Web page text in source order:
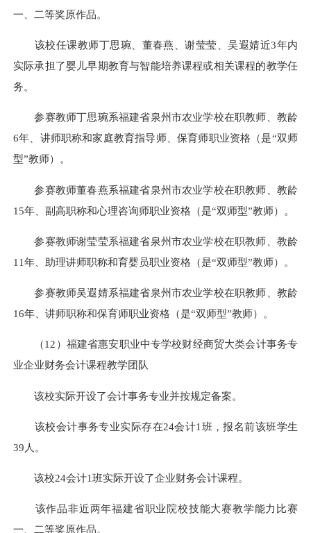
一、二等奖原作品。
该校任课教师丁思琬、董春燕、谢莹莹、吴遐婧近3年内
实际承担了婴儿早期教育与智能培养课程或相关课程的教学任
务。
参赛教师丁思琬系福建省泉州市农业学校在职教师、教龄
6年、讲师职称和家庭教育指导师、保育师职业资格（是“双师
型”教师）。
参赛教师董春燕系福建省泉州市农业学校在职教师、教龄
15年、副高职称和心理咨询师职业资格（是“双师型”教师）。
参赛教师谢莹莹系福建省泉州市农业学校在职教师、教龄
11年、助理讲师职称和育婴员职业资格（是“双师型”教师）。
参赛教师吴遐婧系福建省泉州市农业学校在职教师、教龄
16年、讲师职称和保育师职业资格（是“双师型”教师）。
（12）福建省惠安职业中专学校财经商贸大类会计事务专
业企业财务会计课程教学团队
该校实际开设了会计事务专业并按规定备案。
该校会计事务专业实际存在24会计1班，报名前该班学生
39人。
该校24会计1班实际开设了企业财务会计课程。
该作品非近两年福建省职业院校技能大赛教学能力比赛
一、二等奖原作品。